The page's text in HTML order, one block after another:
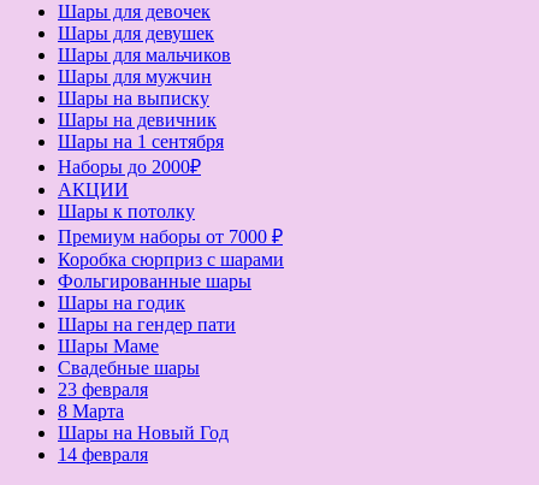
Шары для девочек
Шары для девушек
Шары для мальчиков
Шары для мужчин
Шары на выписку
Шары на девичник
Шары на 1 сентября
Наборы до 2000₽
АКЦИИ
Шары к потолку
Премиум наборы от 7000 ₽
Коробка сюрприз с шарами
Фольгированные шары
Шары на годик
Шары на гендер пати
Шары Маме
Свадебные шары
23 февраля
8 Марта
Шары на Новый Год
14 февраля